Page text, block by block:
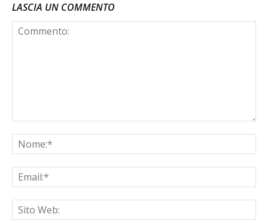
LASCIA UN COMMENTO